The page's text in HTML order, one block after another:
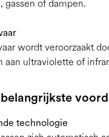
gassen of dampen.
wordt veroorzaakt
aan ultraviolette of
technologie